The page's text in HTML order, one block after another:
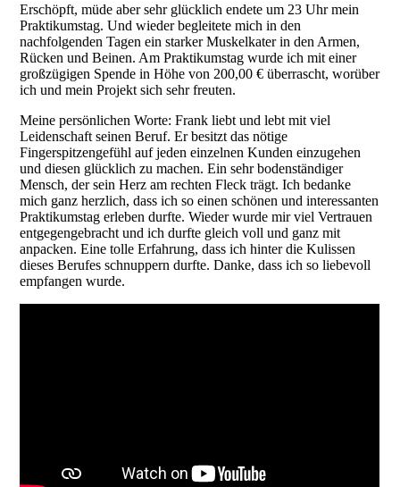
Erschöpft, müde aber sehr glücklich endete um 23 Uhr mein
Praktikumstag. Und wieder begleitete mich in den
nachfolgenden Tagen ein starker Muskelkater in den Armen,
Rücken und Beinen. Am Praktikumstag wurde ich mit einer
großzügigen Spende in Höhe von 200,00 € überrascht, worüber
ich und mein Projekt sich sehr freuten.
Meine persönlichen Worte: Frank liebt und lebt mit viel
Leidenschaft seinen Beruf. Er besitzt das nötige
Fingerspitzengefühl auf jeden einzelnen Kunden einzugehen
und diesen glücklich zu machen. Ein sehr bodenständiger
Mensch, der sein Herz am rechten Fleck trägt. Ich bedanke
mich ganz herzlich, dass ich so einen schönen und interessanten
Praktikumstag erleben durfte. Wieder wurde mir viel Vertrauen
entgegengebracht und ich durfte gleich voll und ganz mit
anpacken. Eine tolle Erfahrung, dass ich hinter die Kulissen
dieses Berufes schnuppern durfte. Danke, dass ich so liebevoll
empfangen wurde.